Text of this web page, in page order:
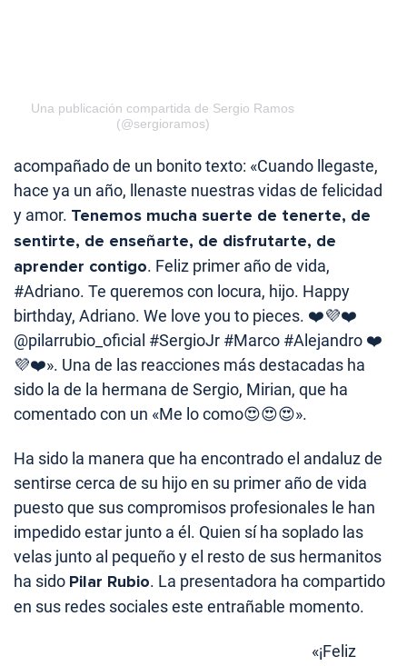
Una publicación compartida de Sergio Ramos
(@sergioramos)
acompañado de un bonito texto: «Cuando llegaste,
hace ya un año, llenaste nuestras vidas de felicidad
y amor. Tenemos mucha suerte de tenerte, de
sentirte, de enseñarte, de disfrutarte, de
aprender contigo. Feliz primer año de vida,
#Adriano. Te queremos con locura, hijo. Happy
birthday, Adriano. We love you to pieces. ❤️💜❤️
@pilarrubio_oficial #SergioJr #Marco #Alejandro ❤️
💜❤️». Una de las reacciones más destacadas ha
sido la de la hermana de Sergio, Mirian, que ha
comentado con un «Me lo como😍😍😍».
Ha sido la manera que ha encontrado el andaluz de
sentirse cerca de su hijo en su primer año de vida
puesto que sus compromisos profesionales le han
impedido estar junto a él. Quien sí ha soplado las
velas junto al pequeño y el resto de sus hermanitos
ha sido Pilar Rubio. La presentadora ha compartido
en sus redes sociales este entrañable momento.
«¡Feliz